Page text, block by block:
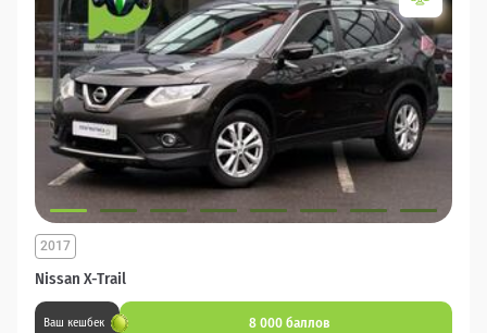
Nissan X-Trail
2017
Ваш кешбек 8 000 баллов